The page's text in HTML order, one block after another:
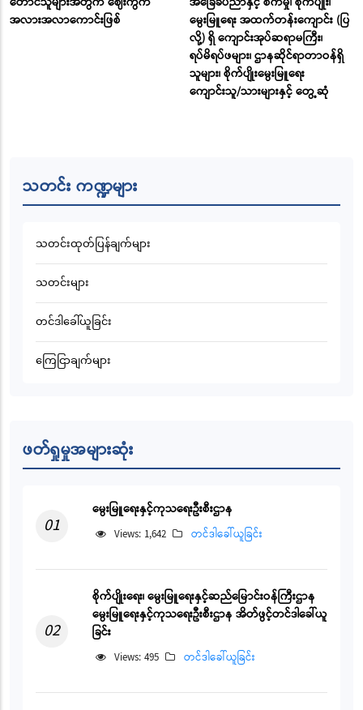
အလားအလာကောင်းဖြစ်
မွေးမြူရေး အထက်တန်းကျောင်း (ပြ
လို့) ရှိ ကျောင်းအုပ်ဆရာမကြီး၊
ရပ်မိရပ်ဖများ၊ ဌာနဆိုင်ရာတာဝန်ရှိ
သူများ၊ စိုက်ပျိုးမွေးမြူရေး
ကျောင်းသူ/သားများနှင့် တွေ့ဆုံ
သတင်း ကဏ္ဍများ
သတင်းထုတ်ပြန်ချက်များ
သတင်းများ
တင်ဒါခေါ်ယူခြင်း
ကြေငြာချက်များ
ဖတ်ရှုမှုအများဆုံး
01
မွေးမြူရေးနှင့်ကုသရေးဦးစီးဌာန
Views: 1,642 တင်ဒါခေါ်ယူခြင်း
02
စိုက်ပျိုးရေး၊ မွေးမြူရေးနှင့်ဆည်မြောင်းဝန်ကြီးဌာန
မွေးမြူရေးနှင့်ကုသရေးဦးစီးဌာန အိတ်ဖွင့်တင်ဒါခေါ်ယူ
ခြင်း
Views: 495 တင်ဒါခေါ်ယူခြင်း